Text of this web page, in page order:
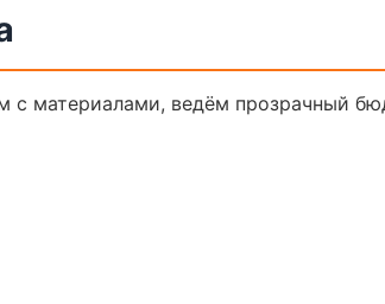
с материалами, ведём прозрачный